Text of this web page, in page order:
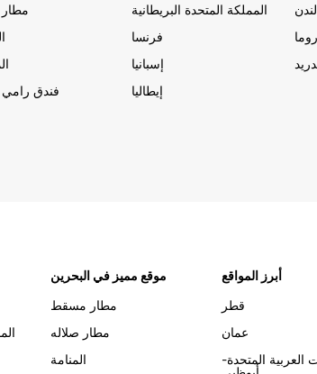
مطار
فندق رامي
المملكة المتحدة البريطانية
فرنسا
إسبانيا
إيطاليا
لندن
روما
موقع مميز في البحرين
مطار مسقط
مطار صلاله
المنامة
أبرز المواقع
قطر
عمان
العربية المتحدة-